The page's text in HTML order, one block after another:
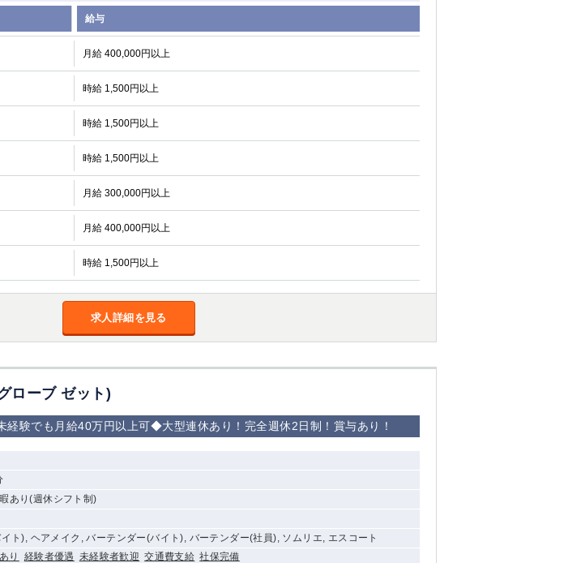
給与
月給 400,000円以上
時給 1,500円以上
時給 1,500円以上
時給 1,500円以上
月給 300,000円以上
月給 400,000円以上
時給 1,500円以上
求人詳細を見る
ローブ ゼット)
経験でも月給40万円以上可◆大型連休あり！完全週休2日制！賞与あり！
あり(週休シフト制)
ト), ヘアメイク, バーテンダー(バイト), バーテンダー(社員), ソムリエ, エスコート
り 経験者優遇 未経験者歓迎 交通費支給 社保完備